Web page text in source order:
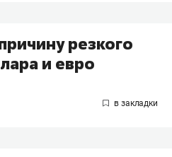
резкого
и евро